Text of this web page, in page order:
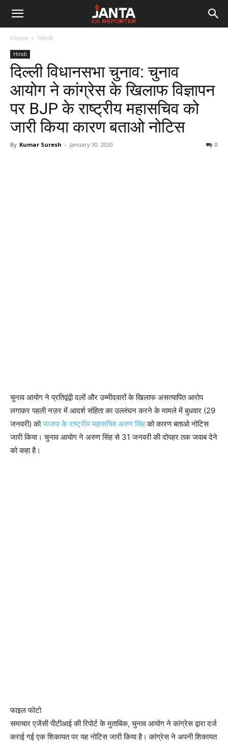
Janta
Reporter
Home Hindi
Hindi
दिल्ली विधानसभा चुनाव: चुनाव
आयोग ने कांग्रेस के खिलाफ विज्ञापन
पर BJP के राष्ट्रीय महासचिव को
जारी किया कारण बताओ नोटिस
By Kumar Suresh - January 30, 2020 0
चुनाव आयोग ने प्रतिद्वंद्वी दलों और उम्मीदवारों के खिलाफ असत्यापित आरोप
लगाकर पहली नज़र में आदर्श संहिता का उल्लंघन करने के मामले में बुधवार (29
जनवरी) कोभाजपा के राष्ट्रीय महासचिव अरुण सिंहको कारण बताओ नोटिस
जारी किया। चुनाव आयोग ने अरुण सिंह से 31 जनवरी की दोपहर तक जवाब देने
को कहा है।
फाइल फोटो
समाचार एजेंसी पीटीआई की रिपोर्ट के मुताबिक, चुनाव आयोग ने कांग्रेस द्वारा दर्ज
कराई गई एक शिकायत पर यह नोटिस जारी किया है। कांग्रेस ने अपनी शिकायत